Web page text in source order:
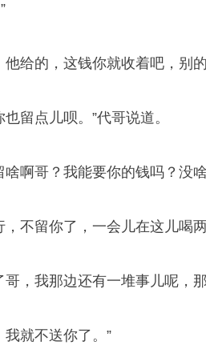
他给的，这钱你就收着吧，别
也留点儿呗。”代哥说道。
啥啊哥？我能要你的钱吗？没
，不留你了，一会儿在这儿喝
哥，我那边还有一堆事儿呢，
我就不送你了。”